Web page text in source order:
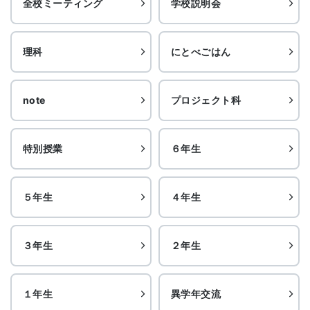
全校ミーティング 学校説明会
理科 にとべごはん
note プロジェクト科
特別授業 ６年生
５年生 ４年生
３年生 ２年生
１年生 異学年交流